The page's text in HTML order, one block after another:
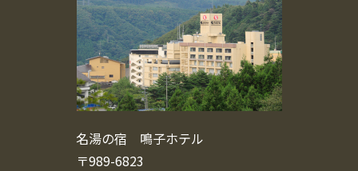
名湯の宿 鳴子ホテル
〒989-6823